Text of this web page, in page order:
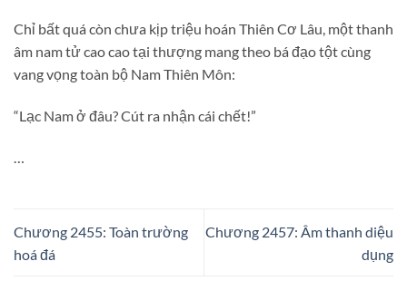
Chỉ bất quá còn chưa kịp triệu hoán Thiên Cơ Lâu, một thanh
âm nam tử cao cao tại thượng mang theo bá đạo tột cùng
vang vọng toàn bộ Nam Thiên Môn:
“Lạc Nam ở đâu? Cút ra nhận cái chết!”
Chương 2455: Toàn trường
hoá đá
Chương 2457: Âm thanh diệu
dụng